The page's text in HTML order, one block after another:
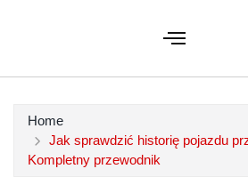
Home
Jak sprawdzić historię pojazdu
Kompletny przewodnik